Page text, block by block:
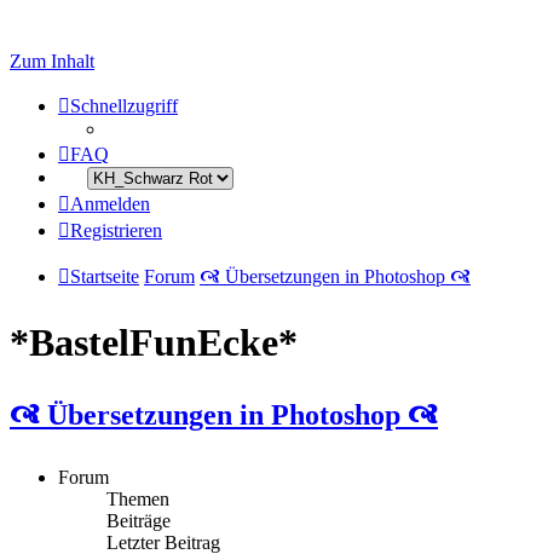
Zum Inhalt
Schnellzugriff
FAQ
Anmelden
Registrieren
Startseite Forum 🙧 Übersetzungen in Photoshop 🙧
*BastelFunEcke*
🙧 Übersetzungen in Photoshop 🙧
Forum
Themen
Beiträge
Letzter Beitrag